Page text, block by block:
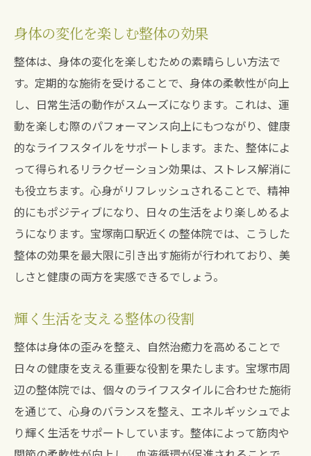
身体の変化を楽しむ整体の効果
整体は、身体の変化を楽しむための素晴らしい方法で
す。定期的な施術を受けることで、身体の柔軟性が向上
し、日常生活の動作がスムーズになります。これは、運
動を楽しむ際のパフォーマンス向上にもつながり、健康
的なライフスタイルをサポートします。また、整体によ
って得られるリラクゼーション効果は、ストレス解消に
も役立ちます。心身がリフレッシュされることで、精神
的にもポジティブになり、日々の生活をより楽しめるよ
うになります。宝塚南口駅近くの整体院では、こうした
整体の効果を最大限に引き出す施術が行われており、美
しさと健康の両方を実感できるでしょう。
輝く生活を支える整体の役割
整体は身体の歪みを整え、自然治癒力を高めることで
日々の健康を支える重要な役割を果たします。宝塚市周
辺の整体院では、個々のライフスタイルに合わせた施術
を通じて、心身のバランスを整え、エネルギッシュでよ
り輝く生活をサポートしています。整体によって筋肉や